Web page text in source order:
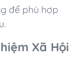
để phù hợp
Xã Hội